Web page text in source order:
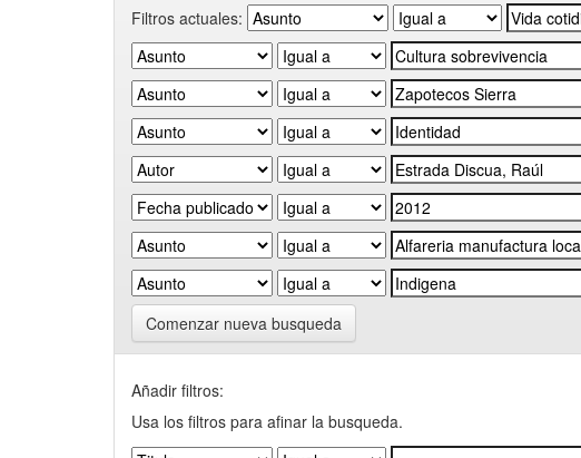
Filtros actuales:
Comenzar nueva busqueda
Añadir filtros:
Usa los filtros para afinar la busqueda.